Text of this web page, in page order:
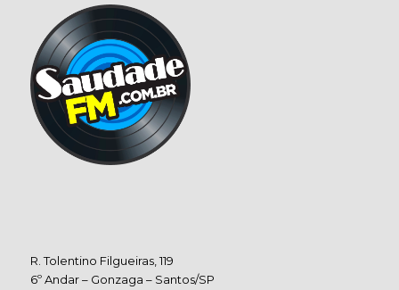
R. Tolentino Filgueiras, 119
6º Andar – Gonzaga – Santos/SP